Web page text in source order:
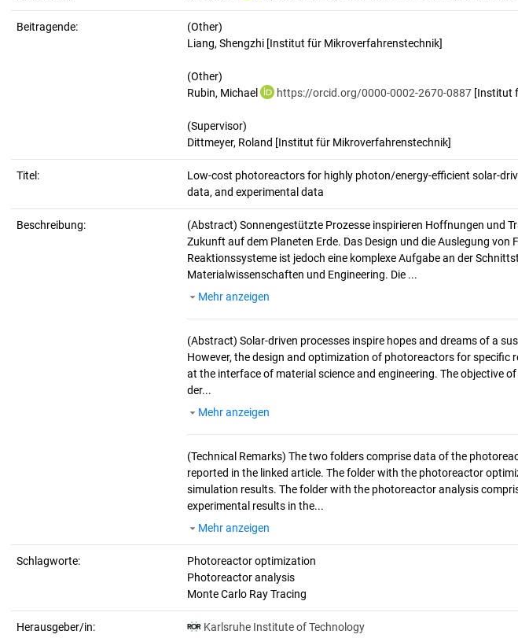
Beitragende:
(Other)
Liang, Shengzhi [Institut für Mikroverfahrenstechnik]
(Other)
Rubin, Michael
https://orcid.org/0000-0002-2670-0887 [Institut
(Supervisor)
Dittmeyer, Roland [Institut für Mikroverfahrenstechnik]
Titel:
Low-cost photoreactors for highly photon/energy-efficient solar-
data, and experimental data
Beschreibung: (Abstract) Sonnengestützte Prozesse inspirieren Hoffnungen und
Zukunft auf dem Planeten Erde. Das Design und die Auslegung von
Reaktionssysteme ist jedoch eine komplexe Aufgabe an der
Materialwissenschaften und Engineering. Die ...
Mehr anzeigen
(Abstract) Solar-driven processes inspire hopes and dreams of a
However, the design and optimization of photoreactors for specific
at the interface of material science and engineering. The objective
der...
Mehr anzeigen
(Technical Remarks) The two folders comprise data of the
reported in the linked article. The folder with the photoreactor
simulation results. The folder with the photoreactor analysis
experimental results in the...
Mehr anzeigen
Schlagworte:
Photoreactor optimization
Photoreactor analysis
Monte Carlo Ray Tracing
Herausgeber/in: Karlsruhe Institute of Technology